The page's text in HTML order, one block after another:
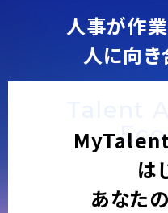
人事が作
人に向
は
あなた